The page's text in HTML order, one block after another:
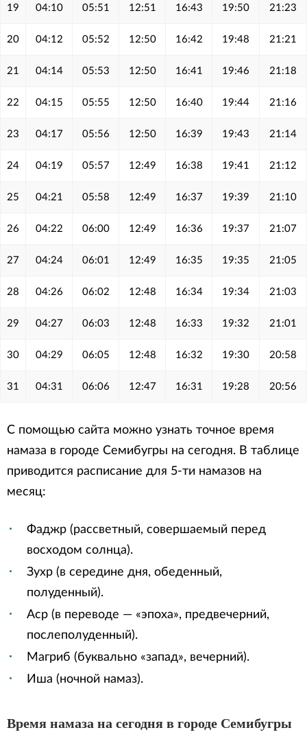
19 04:10 05:51 12:51 16:43 19:50 21:23
20 04:12 05:52 12:50 16:42 19:48 21:21
21 04:14 05:53 12:50 16:41 19:46 21:18
22 04:15 05:55 12:50 16:40 19:44 21:16
23 04:17 05:56 12:50 16:39 19:43 21:14
24 04:19 05:57 12:49 16:38 19:41 21:12
25 04:21 05:58 12:49 16:37 19:39 21:10
26 04:22 06:00 12:49 16:36 19:37 21:07
27 04:24 06:01 12:49 16:35 19:35 21:05
28 04:26 06:02 12:48 16:34 19:34 21:03
29 04:27 06:03 12:48 16:33 19:32 21:01
30 04:29 06:05 12:48 16:32 19:30 20:58
31 04:31 06:06 12:47 16:31 19:28 20:56
С помощью сайта можно узнать точное время
намаза в городе Семибугры на сегодня. В таблице
приводится расписание для 5-ти намазов на
месяц:
Фаджр (рассветный, совершаемый перед
восходом солнца).
Зухр (в середине дня, обеденный,
полуденный).
Аср (в переводе — «эпоха», предвечерний,
послеполуденный).
Магриб (буквально «запад», вечерний).
Иша (ночной намаз).
Время намаза на сегодня в городе Семибугры